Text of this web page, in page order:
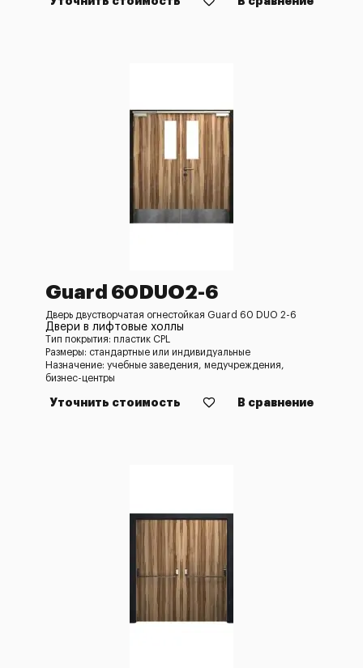
Guard 60DUO2-6
Дверь двустворчатая огнестойкая Guard 60 DUO 2-6
Двери в лифтовые холлы
Тип покрытия: пластик CPL
Размеры: стандартные или индивидуальные
Назначение: учебные заведения, медучреждения,
бизнес-центры
Уточнить стоимость В сравнение